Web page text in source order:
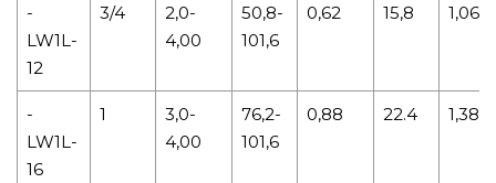
-
LW1L-
12
3/4
2,0-
4,00
50,8-
101,6
0,62 15,8 1,06
-
LW1L-
16
1
3,0-
4,00
76,2-
101,6
0,88 22.4 1,38